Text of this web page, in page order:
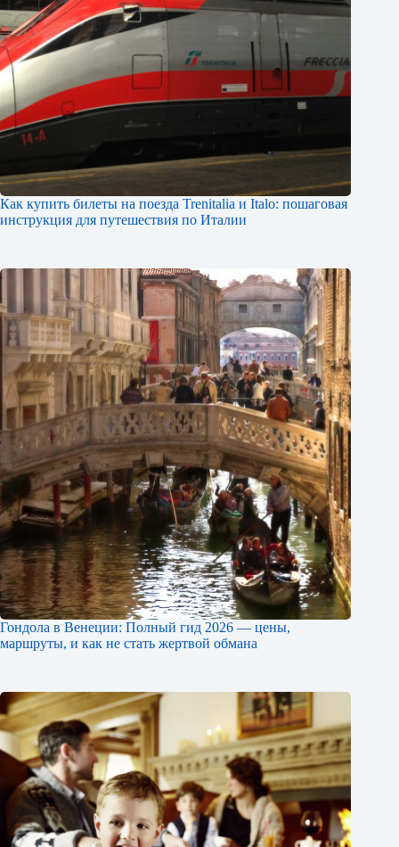
Как купить билеты на поезда Trenitalia и Italo: пошаговая
инструкция для путешествия по Италии
Гондола в Венеции: Полный гид 2026 — цены,
маршруты, и как не стать жертвой обмана